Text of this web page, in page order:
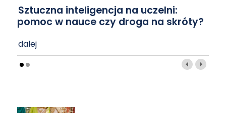
Sztuczna inteligencja na uczelni:
pomoc w nauce czy droga na skróty?
dalej